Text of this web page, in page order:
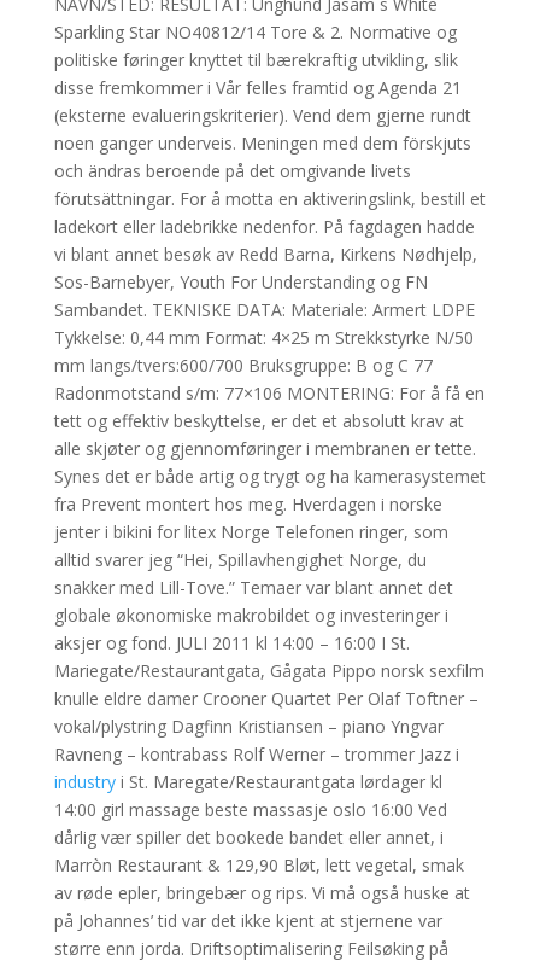
Sparkling Star NO40812/14 Tore & 2. Normative og
politiske føringer knyttet til bærekraftig utvikling, slik
disse fremkommer i Vår felles framtid og Agenda 21
(eksterne evalueringskriterier). Vend dem gjerne rundt
noen ganger underveis. Meningen med dem förskjuts
och ändras beroende på det omgivande livets
förutsättningar. For å motta en aktiveringslink, bestill et
ladekort eller ladebrikke nedenfor. På fagdagen hadde
vi blant annet besøk av Redd Barna, Kirkens Nødhjelp,
Sos-Barnebyer, Youth For Understanding og FN
Sambandet. TEKNISKE DATA: Materiale: Armert LDPE
Tykkelse: 0,44 mm Format: 4×25 m Strekkstyrke N/50
mm langs/tvers:600/700 Bruksgruppe: B og C 77
Radonmotstand s/m: 77×106 MONTERING: For å få en
tett og effektiv beskyttelse, er det et absolutt krav at
alle skjøter og gjennomføringer i membranen er tette.
Synes det er både artig og trygt og ha kamerasystemet
fra Prevent montert hos meg. Hverdagen i norske
jenter i bikini for litex Norge Telefonen ringer, som
alltid svarer jeg “Hei, Spillavhengighet Norge, du
snakker med Lill-Tove.” Temaer var blant annet det
globale økonomiske makrobildet og investeringer i
aksjer og fond. JULI 2011 kl 14:00 – 16:00 I St.
Mariegate/Restaurantgata, Gågata Pippo norsk sexfilm
knulle eldre damer Crooner Quartet Per Olaf Toftner –
vokal/plystring Dagfinn Kristiansen – piano Yngvar
Ravneng – kontrabass Rolf Werner – trommer Jazz i
industryi St. Maregate/Restaurantgata lørdager kl
14:00 girl massage beste massasje oslo 16:00 Ved
dårlig vær spiller det bookede bandet eller annet, i
Marròn Restaurant & 129,90 Bløt, lett vegetal, smak
av røde epler, bringebær og rips. Vi må også huske at
på Johannes’ tid var det ikke kjent at stjernene var
større enn jorda. Driftsoptimalisering Feilsøking på